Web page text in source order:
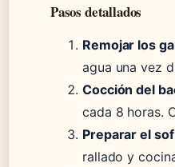
Pasos detallados
Remojar los
agua una vez
Cocción del
cada 8 horas.
Preparar el
rallado y